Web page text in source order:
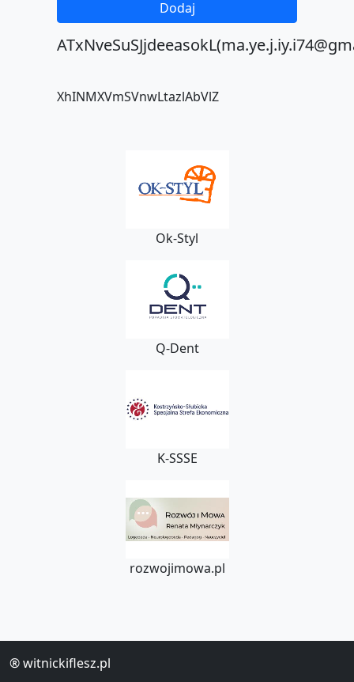
XhINMXVmSVnwLtazlAbVlZ
Ok-Styl
Q-Dent
K-SSSE
rozwojimowa.pl
®witnickiflesz.pl